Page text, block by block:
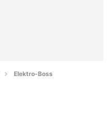
Elektro-Boss